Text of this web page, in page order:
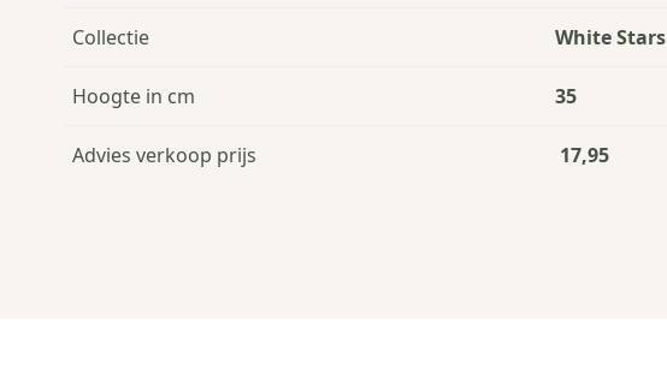
Collectie White Stars
Hoogte in cm 35
Advies verkoop prijs 17,95